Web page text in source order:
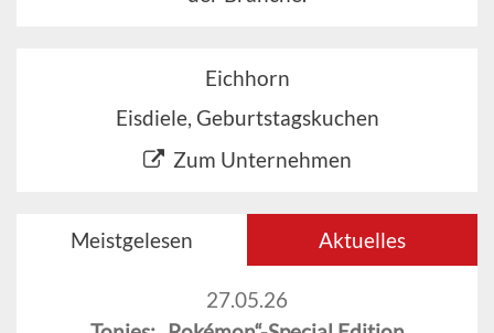
Eichhorn
Eisdiele, Geburtstagskuchen
Zum Unternehmen
Meistgelesen Aktuelles
27.05.26